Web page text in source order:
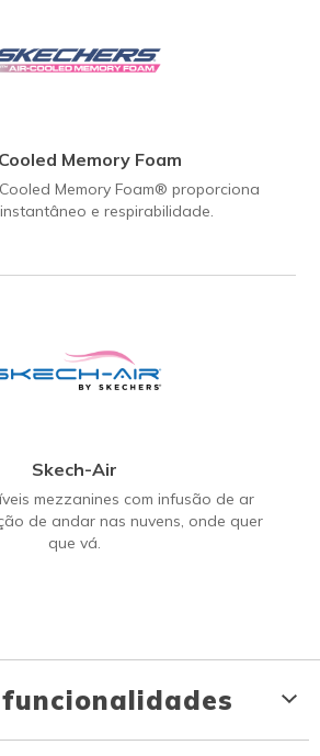
Memory Foam
Memory Foam® proporciona
e respirabilidade.
Skech-Air
mezzanines com infusão de ar
de andar nas nuvens, onde quer
que vá.